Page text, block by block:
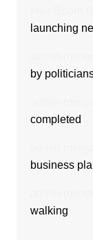
launching
by
completed
business
walking